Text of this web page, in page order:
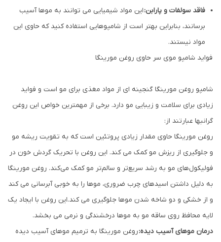
فاقد سولفات و پارابن:این مواد شیمیایی می توانند به موها آسیب
برسانند، بنابراین بهتر است از شامپوهایی استفاده کنید که حاوی این
مواد نیستند.
فواید شامپو موی سر حاوی روغن مورینگا
شامپو روغن مورینگا گنجینه ای از مواد مغذی برای مو است و فواید
زیادی برای سلامت و زیبایی مو دارد. برخی از مهمترین خواص این روغن
گرانبها عبارتند از:
روغن مورینگا حاوی مقدار زیادی پروتئین است که به تقویت ریشه مو
و جلوگیری از ریزش مو کمک می کند. این روغن با تحریک گردش خون در
فولیکول‌های مو به رشد سریع‌تر و سالم‌تر مو کمک می‌کند. روغن مورینگا
به دلیل داشتن اسیدهای چرب ضروری، موها را به خوبی آبرسانی می کند
و از خشکی و دو شاخه شدن موها جلوگیری می کند.این روغن با ایجاد یک
لایه محافظ روی ساقه مو به موها درخشندگی و نرمی می بخشد.
درمان موهای آسیب دیده:روغن مورینگا به ترمیم موهای آسیب دیده